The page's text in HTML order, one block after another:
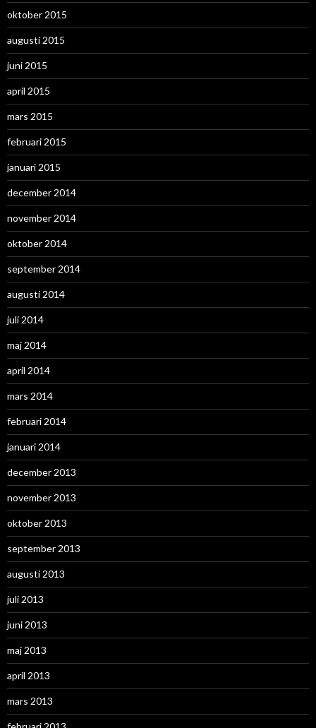
oktober 2015
augusti 2015
juni 2015
april 2015
mars 2015
februari 2015
januari 2015
december 2014
november 2014
oktober 2014
september 2014
augusti 2014
juli 2014
maj 2014
april 2014
mars 2014
februari 2014
januari 2014
december 2013
november 2013
oktober 2013
september 2013
augusti 2013
juli 2013
juni 2013
maj 2013
april 2013
mars 2013